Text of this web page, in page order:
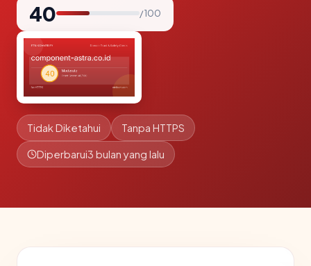
40 / 100
Tidak Diketahui Tanpa HTTPS
Diperbarui3 bulan yang lalu